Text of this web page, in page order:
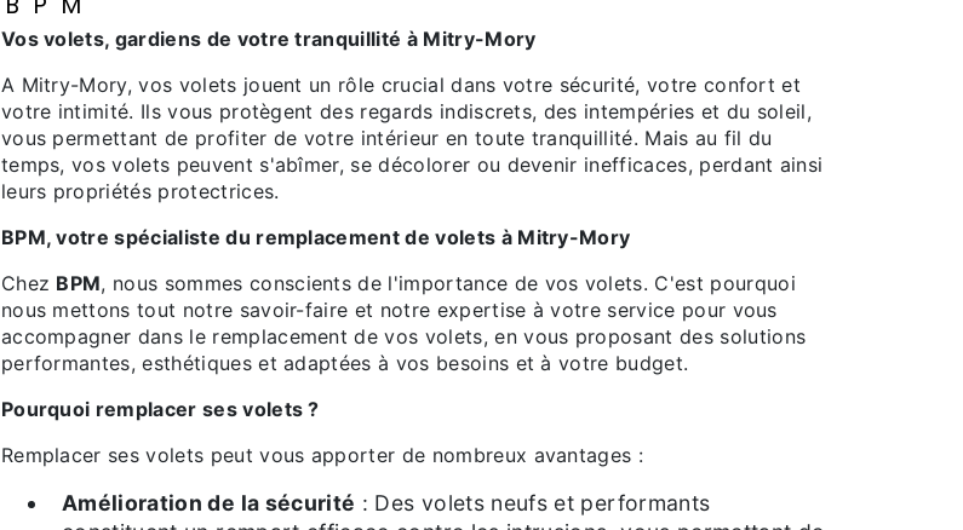
Vos volets, gardiens de votre tranquillité à Mitry-Mory
A Mitry-Mory, vos volets jouent un rôle crucial dans votre sécurité, votre confort et
votre intimité. Ils vous protègent des regards indiscrets, des intempéries et du soleil,
vous permettant de profiter de votre intérieur en toute tranquillité. Mais au fil du
temps, vos volets peuvent s'abîmer, se décolorer ou devenir inefficaces, perdant ainsi
leurs propriétés protectrices.
BPM, votre spécialiste du remplacement de volets à Mitry-Mory
Chez BPM, nous sommes conscients de l'importance de vos volets. C'est pourquoi
nous mettons tout notre savoir-faire et notre expertise à votre service pour vous
accompagner dans le remplacement de vos volets, en vous proposant des solutions
performantes, esthétiques et adaptées à vos besoins et à votre budget.
Pourquoi remplacer ses volets ?
Remplacer ses volets peut vous apporter de nombreux avantages :
Amélioration de la sécurité : Des volets neufs et performants